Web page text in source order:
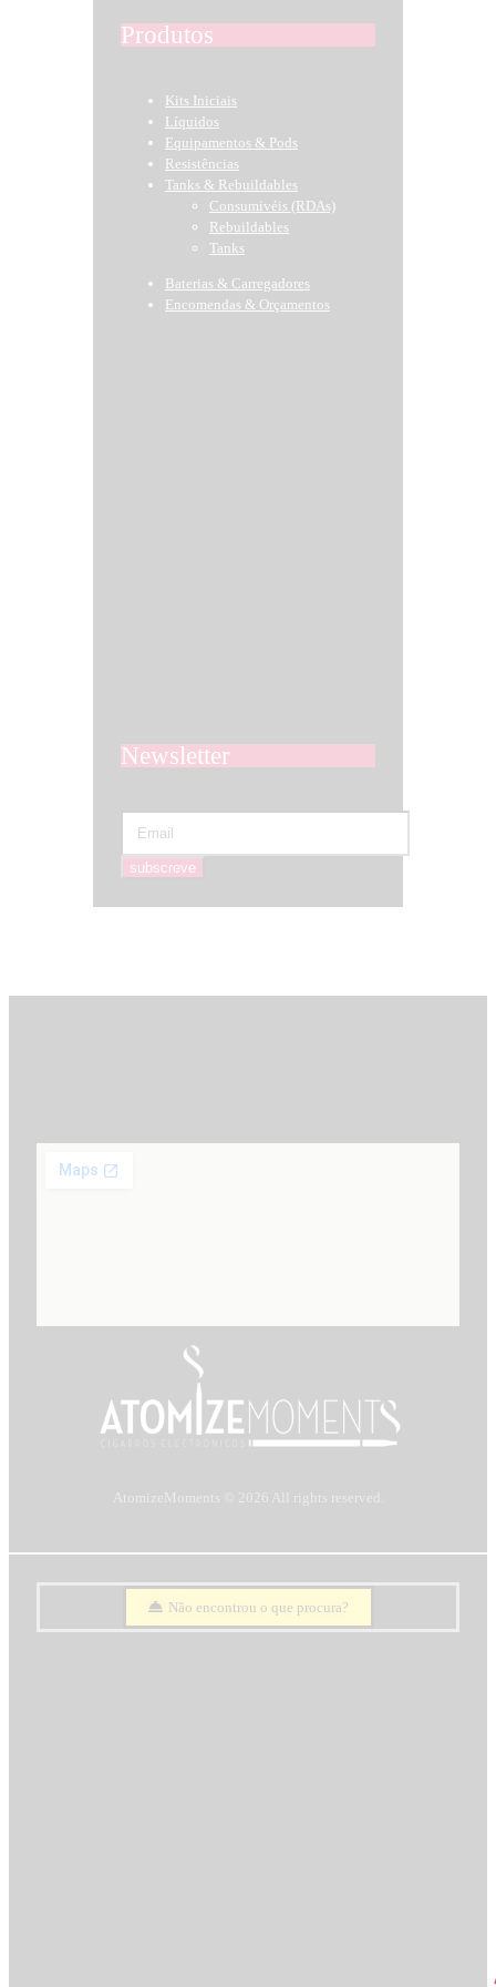
Produtos
Kits Iniciais
Líquidos
Equipamentos & Pods
Resistências
Tanks & Rebuildables
Consumivéis (RDAs)
Rebuildables
Tanks
Baterias & Carregadores
Encomendas & Orçamentos
Newsletter
AtomizeMoments © 2026 All rights reserved.
Não encontrou o que procura?